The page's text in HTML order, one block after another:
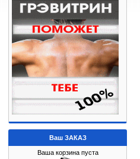
Ваш ЗАКАЗ
Ваша корзина пуста